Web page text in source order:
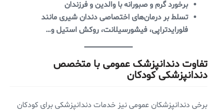
برخورد گرم و صبورانه با والدین و فرزندان
تسلط بر درمان‌های اختصاصی دندان شیری مانند
فلورایدتراپی، فیشورسیلانت، روکش استیل و…
تفاوت دندانپزشک عمومی با متخصص
دندانپزشکی کودکان
برخی دندانپزشکان عمومی نیز خدمات دندانپزشکی برای کودکان